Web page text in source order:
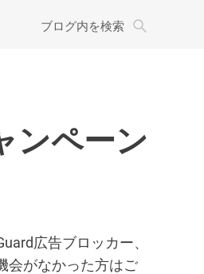
ブログ内を検索
ンペーン
広告ブロッカー、
会がなかった方はご